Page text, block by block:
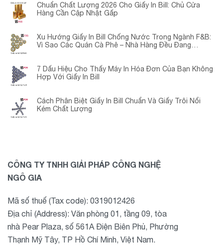
Chuẩn Chất Lượng 2026 Cho Giấy In Bill: Chủ Cửa
Hàng Cần Cập Nhật Gấp
Xu Hướng Giấy In Bill Chống Nước Trong Ngành F&B:
Vì Sao Các Quán Cà Phê – Nhà Hàng Đều Đang
7 Dấu Hiệu Cho Thấy Máy In Hóa Đơn Của Bạn Không
Hợp Với Giấy In Bill
Cách Phân Biệt Giấy In Bill Chuẩn Và Giấy Trôi Nổi
Kém Chất Lượng
CÔNG TY TNHH GIẢI PHÁP CÔNG NGHỆ
NGÔ GIA
Mã số thuế (Tax code): 0319012426
Địa chỉ (Address): Văn phòng 01, tầng 09, tòa
nhà Pear Plaza, số 561A Điện Biên Phủ, Phường
Thạnh Mỹ Tây, TP Hồ Chí Minh, Việt Nam.